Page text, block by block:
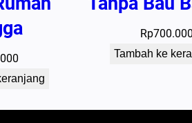
Rp700.000
Tambah ke